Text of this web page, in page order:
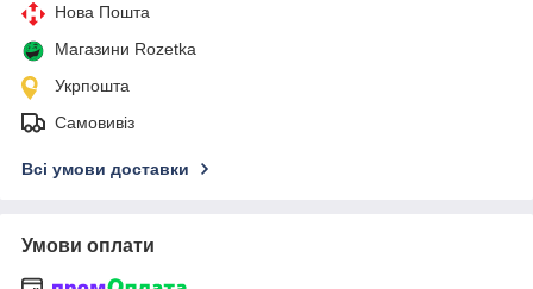
Нова Пошта
Магазини Rozetka
Укрпошта
Самовивіз
Всі умови доставки
Умови оплати